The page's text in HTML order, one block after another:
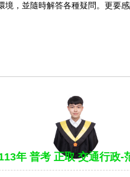
，並隨時解答各種疑問。更要
年 普考 正取 交通行政-